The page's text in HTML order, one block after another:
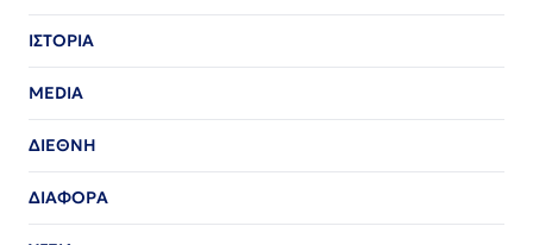
ΙΣΤΟΡΙΑ
MEDIA
ΔΙΕΘΝΗ
ΔΙΑΦΟΡΑ